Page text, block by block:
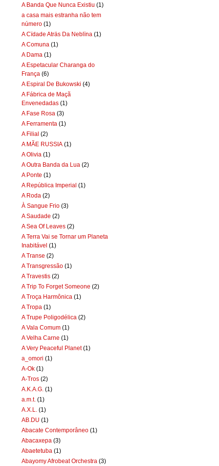
A Banda Que Nunca Existiu (1)
a casa mais estranha não tem
número (1)
A Cïdade Aträs Da Neblïna (1)
A Comuna (1)
A Dama (1)
A Espetacular Charanga do
França (6)
A Espiral De Bukowski (4)
A Fábrica de Maçã
Envenedadas (1)
A Fase Rosa (3)
A Ferramenta (1)
A Filial (2)
A MÃE RUSSIA (1)
A Olivia (1)
A Outra Banda da Lua (2)
A Ponte (1)
A República Imperial (1)
A Roda (2)
À Sangue Frio (3)
A Saudade (2)
A Sea Of Leaves (2)
A Terra Vai se Tornar um Planeta
Inabitável (1)
A Transe (2)
A Transgressão (1)
A Travestis (2)
A Trip To Forget Someone (2)
A Troça Harmônica (1)
A Tropa (1)
A Trupe Poligodélica (2)
A Vala Comum (1)
A Velha Carne (1)
A Very Peaceful Planet (1)
a_omori (1)
A-Ok (1)
A-Tros (2)
A.K.A.G. (1)
a.m.t. (1)
A.X.L.
(1)
AB.DU (1)
Abacate Contemporâneo (1)
Abacaxepa (3)
Abaetetuba (1)
Abayomy Afrobeat Orchestra (3)